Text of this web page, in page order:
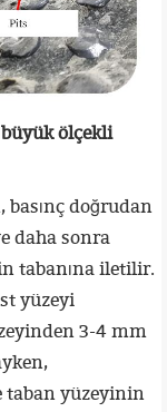
ölçekli
doğrudan
daha sonra
tabanına iletilir.
yüzeyi
3-4 mm
taban yüzeyinin